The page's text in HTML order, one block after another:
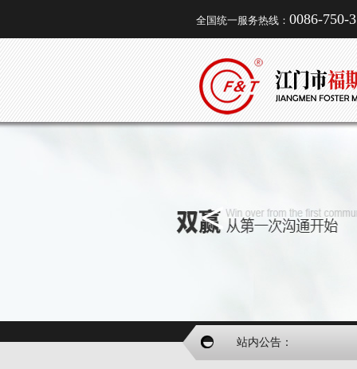
全国统一服务热线： 0086-750-
<
站内公告：